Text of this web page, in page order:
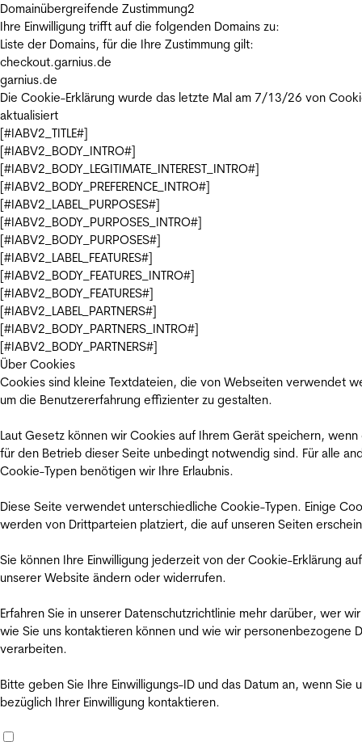
Domainübergreifende Zustimmung2
Ihre Einwilligung trifft auf die folgenden Domains zu:
Liste der Domains, für die Ihre Zustimmung gilt:
checkout.garnius.de
garnius.de
Die Cookie-Erklärung wurde das letzte Mal am 7/13/26 von
aktualisiert
[#IABV2_TITLE#]
[#IABV2_BODY_INTRO#]
[#IABV2_BODY_LEGITIMATE_INTEREST_INTRO#]
[#IABV2_BODY_PREFERENCE_INTRO#]
[#IABV2_LABEL_PURPOSES#]
[#IABV2_BODY_PURPOSES_INTRO#]
[#IABV2_BODY_PURPOSES#]
[#IABV2_LABEL_FEATURES#]
[#IABV2_BODY_FEATURES_INTRO#]
[#IABV2_BODY_FEATURES#]
[#IABV2_LABEL_PARTNERS#]
[#IABV2_BODY_PARTNERS_INTRO#]
[#IABV2_BODY_PARTNERS#]
Über Cookies
Cookies sind kleine Textdateien, die von Webseiten verwendet
um die Benutzererfahrung effizienter zu gestalten.
Laut Gesetz können wir Cookies auf Ihrem Gerät speichern, wenn
für den Betrieb dieser Seite unbedingt notwendig sind. Für alle
Cookie-Typen benötigen wir Ihre Erlaubnis.
Diese Seite verwendet unterschiedliche Cookie-Typen. Einige
werden von Drittparteien platziert, die auf unseren Seiten
Sie können Ihre Einwilligung jederzeit von der Cookie-Erklärung auf
unserer Website ändern oder widerrufen.
Erfahren Sie in unserer Datenschutzrichtlinie mehr darüber, wer
wie Sie uns kontaktieren können und wie wir personenbezogene
verarbeiten.
Bitte geben Sie Ihre Einwilligungs-ID und das Datum an, wenn Sie
bezüglich Ihrer Einwilligung kontaktieren.